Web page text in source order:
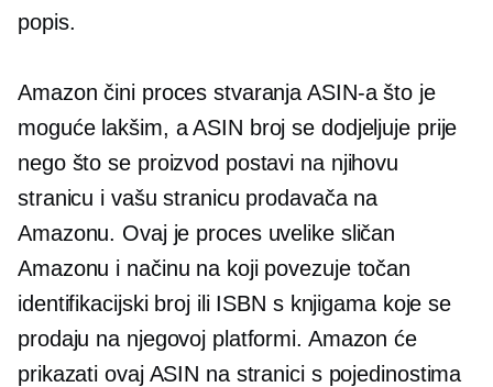
popis.
Amazon čini proces stvaranja ASIN-a što je
moguće lakšim, a ASIN broj se dodjeljuje prije
nego što se proizvod postavi na njihovu
stranicu i vašu stranicu prodavača na
Amazonu. Ovaj je proces uvelike sličan
Amazonu i načinu na koji povezuje točan
identifikacijski broj ili ISBN s knjigama koje se
prodaju na njegovoj platformi. Amazon će
prikazati ovaj ASIN na stranici s pojedinostima